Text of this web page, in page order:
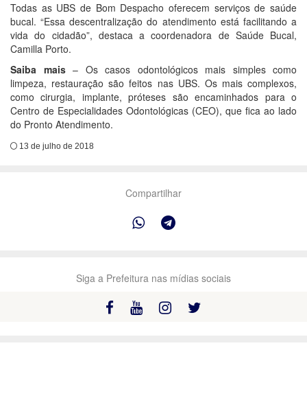
Todas as UBS de Bom Despacho oferecem serviços de saúde
bucal. “Essa descentralização do atendimento está facilitando a
vida do cidadão”, destaca a coordenadora de Saúde Bucal,
Camilla Porto.
Saiba mais– Os casos odontológicos mais simples como
limpeza, restauração são feitos nas UBS. Os mais complexos,
como cirurgia, implante, próteses são encaminhados para o
Centro de Especialidades Odontológicas (CEO), que fica ao lado
do Pronto Atendimento.
13 de julho de 2018
Compartilhar
Siga a Prefeitura nas mídias sociais